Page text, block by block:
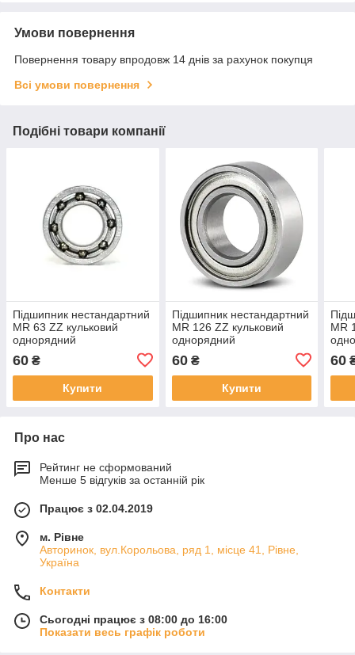
Умови повернення
Повернення товару впродовж 14 днів за рахунок покупця
Всі умови повернення
Подібні товари компанії
Підшипник нестандартний
MR 63 ZZ кульковий
однорядний
60 ₴
Купити
Підшипник нестандартний
MR 126 ZZ кульковий
однорядний
60₴
Купити
MR
60
Про нас
Рейтинг не сформований
Менше 5 відгуків за останній рік
Працює з 02.04.2019
м. Рівне
Авторинок, вул.Корольова, ряд 1, місце 41, Рівне,
Україна
Контакти
Сьогодні працює з 08:00 до 16:00
Показати весь графік роботи